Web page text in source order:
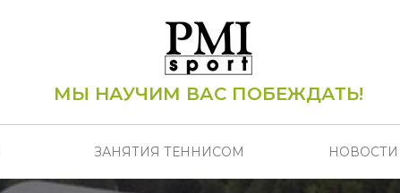
МЫ НАУЧИМ ВАС ПОБЕЖДАТЬ!
ЗАНЯТИЯ ТЕННИСОМ НОВОСТИ